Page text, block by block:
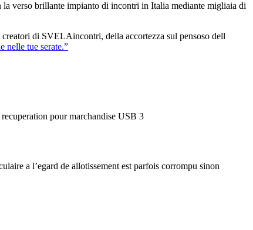
verso brillante impianto di incontri in Italia mediante migliaia di
di SVELAincontri, della accortezza sul pensoso dell
nelle tue serate.”
pour marchandise USB 3
a l’egard de allotissement est parfois corrompu sinon